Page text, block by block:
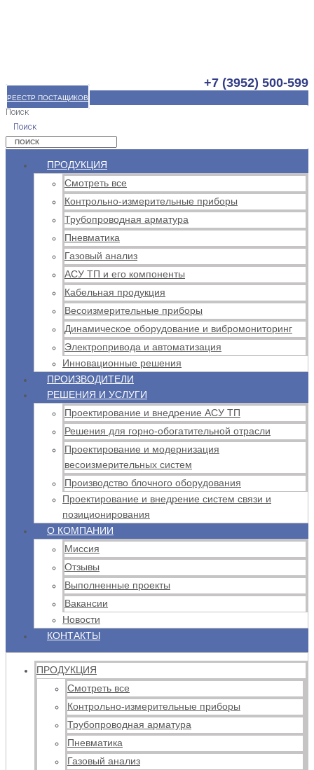
+7 (3952) 500-599
РЕЕСТР ПОСТАЩИКОВ
Поиск
Поиск
ПРОДУКЦИЯ
Смотреть все
Контрольно-измерительные приборы
Трубопроводная арматура
Пневматика
Газовый анализ
АСУ ТП и его компоненты
Кабельная продукция
Весоизмерительные приборы
Динамическое оборудование и вибромониторинг
Электропривода и автоматизация
Инновационные решения
ПРОИЗВОДИТЕЛИ
РЕШЕНИЯ И УСЛУГИ
Проектирование и внедрение АСУ ТП
Решения для горно-обогатительной отрасли
Проектирование и модернизация
весоизмерительных систем
Производство блочного оборудования
Проектирование и внедрение систем связи и
позиционирования
О КОМПАНИИ
Миссия
Отзывы
Выполненные проекты
Вакансии
Новости
КОНТАКТЫ
ПРОДУКЦИЯ
Смотреть все
Контрольно-измерительные приборы
Трубопроводная арматура
Пневматика
Газовый анализ